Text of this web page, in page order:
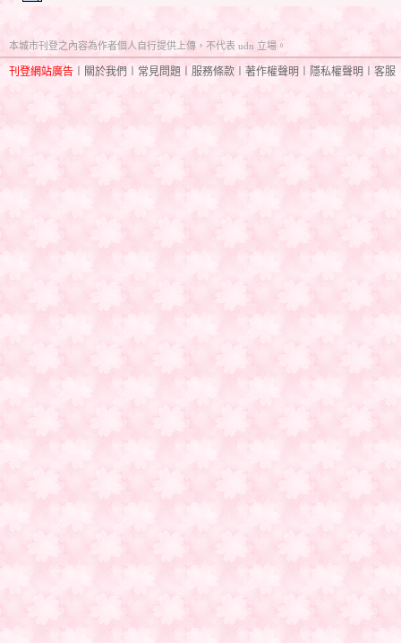
本城市刊登之內容為作者個人自行提供上傳，不代表 udn 立場。
刊登網站廣告 關於我們 常見問題 服務條款 著作權聲明 隱私權聲明 客服